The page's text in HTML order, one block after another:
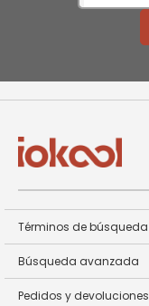
nuestro
Términos de búsqueda
Búsqueda avanzada
Pedidos y devoluciones